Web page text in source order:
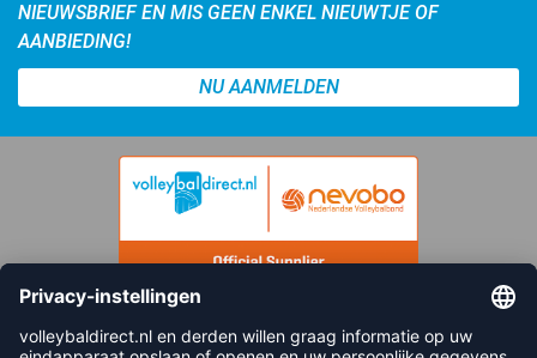
NIEUWSBRIEF EN MIS GEEN ENKEL NIEUWTJE OF
AANBIEDING!
NU AANMELDEN